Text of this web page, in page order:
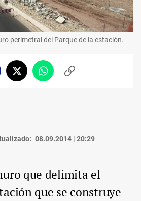
perimetral del Parque de la estación.
TwitterWhatsappCopiar
08.09.2014 | 20:29
que delimita el
que se construye